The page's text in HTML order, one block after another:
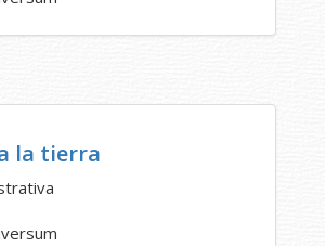
la tierra